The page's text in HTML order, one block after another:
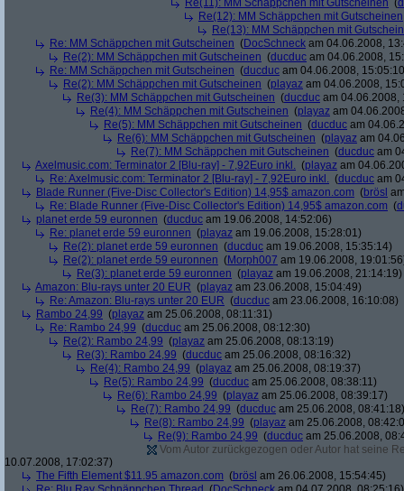
Re(11): MM Schäppchen mit Gutscheinen (
Re(12): MM Schäppchen mit Gutscheinen
Re(13): MM Schäppchen mit
Re: MM Schäppchen mit Gutscheinen (DocSchneck am 04.06.2008,
Re(2): MM Schäppchen mit Gutscheinen (ducduc am 04.06.2008,
Re: MM Schäppchen mit Gutscheinen (ducduc am 04.06.2008,
Re(2): MM Schäppchen mit Gutscheinen (playaz am 04.06.2008,
Re(3): MM Schäppchen mit Gutscheinen (ducduc am 04.06.2008,
Re(4): MM Schäppchen mit Gutscheinen (playaz am
Re(5): MM Schäppchen mit Gutscheinen (ducduc am
Re(6): MM Schäppchen mit Gutscheinen (playaz am
Re(7): MM Schäppchen mit Gutscheinen (ducduc am
Axelmusic.com: Terminator 2 [Blu-ray] - 7,92Euro inkl. (playaz am
Re: Axelmusic.com: Terminator 2 [Blu-ray] - 7,92Euro inkl. (ducduc am
Blade Runner (Five-Disc Collector's Edition) 14,95$ amazon.com (brösl
Re: Blade Runner (Five-Disc Collector's Edition) 14,95$ amazon.com (
planet erde 59 euronnen (ducduc am 19.06.2008, 14:52:06)
Re: planet erde 59 euronnen (playaz am 19.06.2008, 15:28:01)
Re(2): planet erde 59 euronnen (ducduc am 19.06.2008, 15:35:14)
Re(2): planet erde 59 euronnen (Morph007 am 19.06.2008,
Re(3): planet erde 59 euronnen (playaz am 19.06.2008, 21:14:19)
Amazon: Blu-rays unter 20 EUR (playaz am 23.06.2008, 15:04:49)
Re: Amazon: Blu-rays unter 20 EUR (ducduc am 23.06.2008, 16:10:08)
Rambo 24,99 (playaz am 25.06.2008, 08:11:31)
Re: Rambo 24,99 (ducduc am 25.06.2008, 08:12:30)
Re(2): Rambo 24,99 (playaz am 25.06.2008, 08:13:19)
Re(3): Rambo 24,99 (ducduc am 25.06.2008, 08:16:32)
Re(4): Rambo 24,99 (playaz am 25.06.2008, 08:19:37)
Re(5): Rambo 24,99 (ducduc am 25.06.2008, 08:38:11)
Re(6): Rambo 24,99 (playaz am 25.06.2008, 08:39:17)
Re(7): Rambo 24,99 (ducduc am 25.06.2008, 08:41:18)
Re(8): Rambo 24,99 (playaz am 25.06.2008,
Re(9): Rambo 24,99 (ducduc am 25.06.2008,
Vom Autor zurückgezogen oder Autor hat seine
10.07.2008, 17:02:37)
The Fifth Element $11.95 amazon.com (brösl am 26.06.2008, 15:54:45)